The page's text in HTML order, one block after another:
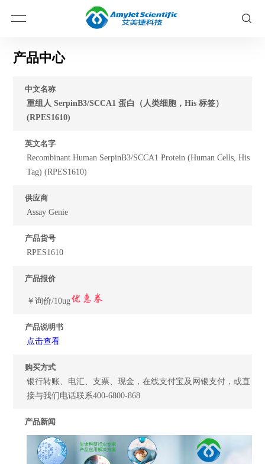
产品中心
中文名称
重组人 SerpinB3/SCCA1 蛋白（人类细胞，His 标签）
(RPES1610)
英文名字
Recombinant Human SerpinB3/SCCA1 Protein (Human Cells, His
Tag) (RPES1610)
供应商
Assay Genie
产品货号
RPES1610
产品报价
￥询价/10ug
产品说明书
点击查看
购买方式
银行转账、电汇、支票、现金，在线支付宝及网银支付，或直
接与我们电话联系400-6800-868.
产品新闻